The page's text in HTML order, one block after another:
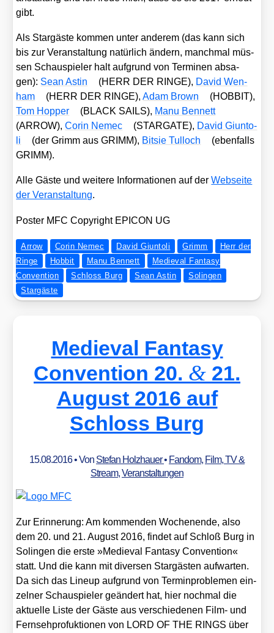
gibt.
Als Star­gäs­te kom­men unter ande­rem (das kann sich
bis zur Ver­an­stal­tung natür­lich ändern, manch­mal müs­
sen Schau­spie­ler halt auf­grund von Ter­mi­nen absa­
gen): Sean Astin (HERR DER RINGE), David Wen­
ham
(HERR DER RINGE),Adam Brown
(HOBBIT),
Tom Hop­per
(BLACK SAILS), Manu Ben­nett
(ARROW),Corin Nemec (STARGATE), David Giunto­
li
(der Grimm aus GRIMM), Bit­sie Tul­loch
(eben­falls
GRIMM).
Alle Gäs­te und wei­te­re Infor­ma­tio­nen auf derWeb­sei­te
der Ver­an­stal­tung.
Pos­ter MFC Copy­right EPICON UG
Arrow Corin Nemec David Giuntoli Grimm
Herr der
Ringe
Hobbit Manu Bennett
Medieval Fantasy
Convention
Schloss Burg Sean Astin
Solingen
Stargäste
Medieval Fantasy
Convention 20. & 21.
August 2016 auf
Schloss Burg
15.08.2016• Von Stefan Holzhauer• Fandom, Film, TV &
Stream,Veranstaltungen
Zur Erin­ne­rung: Am kom­men­den Wochen­en­de, also
dem 20. und 21. August 2016, fin­det auf Schloß Burg in
Solin­gen die ers­te »Medieval Fan­ta­sy Con­ven­ti­on«
statt. Und die kann mit diver­sen Star­gäs­ten auf­war­ten.
Da sich das Lin­e­up auf­grund von Ter­min­pro­ble­men ein­
zel­ner Schau­spie­ler geän­dert hat, hier noch­mal die
aktu­el­le Lis­te der Gäs­te aus ver­schie­de­nen Film- und
Fern­seh­pro­fuk­tio­nen von LORD OF THE RINGS über